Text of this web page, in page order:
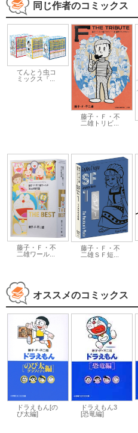
同じ作者のコミックス
てんとう虫コ
ミックス『...
藤子・Ｆ・不
二雄トリビ...
藤子・Ｆ・不
二雄ワール...
藤子・Ｆ・不
二雄ＳＦ短...
オススメのコミックス
ドラえもん[の
び太編]
ドラえもん3
[恐竜編]